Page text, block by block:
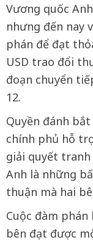
Vương quốc
nhưng đến nay
phán để đạt
USD trao đổi
đoạn chuyển
12.
Quyền đánh
chính phủ hỗ
giải quyết
Anh là những
thuận mà hai
Cuộc đàm
bên đạt được